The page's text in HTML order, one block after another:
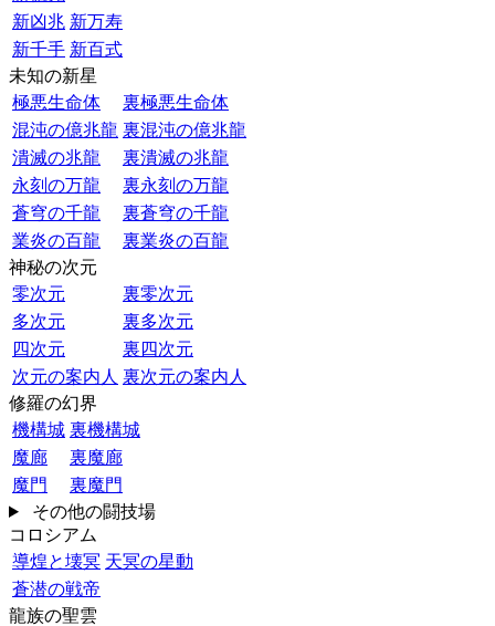
新凶兆 新万寿
新千手 新百式
未知の新星
極悪生命体
裏極悪生命体
混沌の億兆龍 裏混沌の億兆龍
潰滅の兆龍
裏潰滅の兆龍
永刻の万龍
裏永刻の万龍
蒼穹の千龍
裏蒼穹の千龍
業炎の百龍
裏業炎の百龍
神秘の次元
零次元
裏零次元
多次元
裏多次元
四次元
裏四次元
次元の案内人 裏次元の案内人
修羅の幻界
機構城 裏機構城
魔廊
裏魔廊
魔門
裏魔門
その他の闘技場
コロシアム
導煌と壊冥 天冥の星動
蒼潜の戦帝
龍族の聖雲